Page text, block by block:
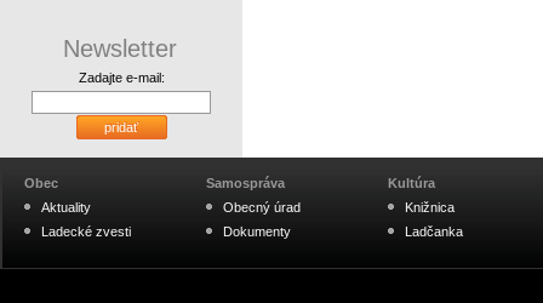
Newsletter
Zadajte e-mail:
pridať
Obec
Aktuality
Ladecké zvesti
Samospráva
Obecný úrad
Dokumenty
Kultúra
Knižnica
Ladčanka